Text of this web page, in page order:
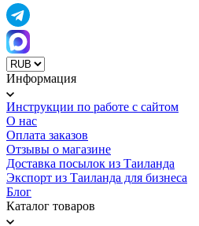
Информация
Инструкции по работе с сайтом
О нас
Оплата заказов
Отзывы о магазине
Доставка посылок из Таиланда
Экспорт из Таиланда для бизнеса
Блог
Каталог товаров